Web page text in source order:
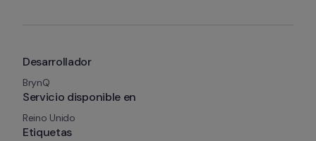
Desarrollador
BrynQ
Servicio disponible en
Reino Unido
Etiquetas